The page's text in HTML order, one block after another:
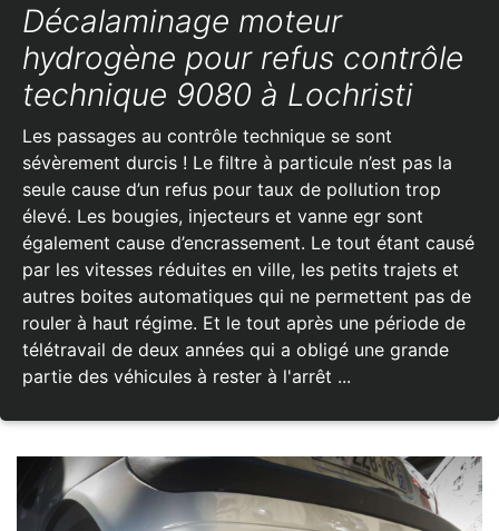
Décalaminage moteur
hydrogène pour refus contrôle
technique 9080 à Lochristi
Les passages au contrôle technique se sont
sévèrement durcis ! Le filtre à particule n’est pas la
seule cause d’un refus pour taux de pollution trop
élevé. Les bougies, injecteurs et vanne egr sont
également cause d’encrassement. Le tout étant causé
par les vitesses réduites en ville, les petits trajets et
autres boites automatiques qui ne permettent pas de
rouler à haut régime. Et le tout après une période de
télétravail de deux années qui a obligé une grande
partie des véhicules à rester à l'arrêt ...